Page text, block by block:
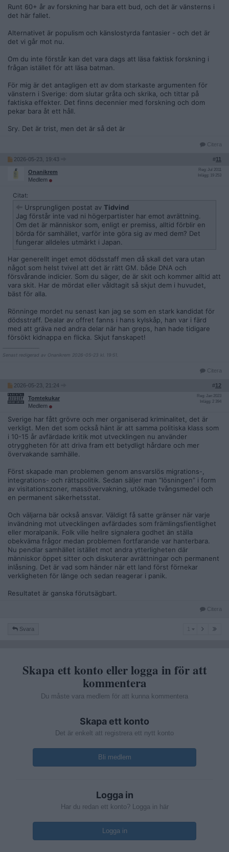
Det är de "socioekonomiska missförhållandens som är
orsaken till brottsligheten -- inte brottslingarna.
Runt 60+ år av forskning har bara ett bud, och det är vänsterns i
det här fallet.
Alternativet är populism och känslostyrda fantasier - och det är
det vi går mot nu.
Om du inte förstår kan det vara dags att läsa faktisk forskning i
frågan istället för att läsa batman.
För mig är det antagligen ett av dom starkaste argumenten för
vänstern i Sverige: dom slutar gråta och skrika, och tittar på
faktiska effekter. Det finns decennier med forskning och dom
pekar bara åt ett håll.
Sry. Det är trist, men det är så det är
Citera
2026-05-23, 19:43 #11
Onanikrem
Medlem
Reg: Jul 2011
Inlägg: 19 253
Citat:
Ursprungligen postat av Tidvind
Jag förstår inte vad ni högerpartister har emot avrättning.
Om det är människor som, enligt er premiss, alltid förblir en
börda för samhället, varför inte göra sig av med dem? Det
fungerar alldeles utmärkt i Japan.
Har generellt inget emot dödsstaff men då skall det vara utan
något som helst tvivel att det är rätt GM. både DNA och
försvårande indicier. Som du säger, de är skit och kommer alltid att
vara skit. Har de mördat eller våldtagit så skjut dem i huvudet,
bäst för alla.
Rönninge mordet nu senast kan jag se som en stark kandidat för
dödsstraff. Dealar av offret fanns i hans kylskåp, han var i färd
med att gräva ned andra delar när han greps, han hade tidigare
försökt kidnappa en flicka. Skjut fanskapet!
Senast redigerad av Onanikrem 2026-05-23 kl. 19:51.
Citera
2026-05-23, 21:24 #12
Tomtekukar
Medlem
Reg: Jan 2023
Inlägg: 2 394
Sverige har fått grövre och mer organiserad kriminalitet, det är
verkligt. Men det som också hänt är att samma politiska klass som
i 10-15 år avfärdade kritik mot utvecklingen nu använder
otryggheten för att driva fram ett betydligt hårdare och mer
övervakande samhälle.
Först skapade man problemen genom ansvarslös migrations-,
integrations- och rättspolitik. Sedan säljer man “lösningen” i form
av visitationszoner, massövervakning, utökade tvångsmedel och
en permanent säkerhetsstat.
Och väljarna bär också ansvar. Väldigt få satte gränser när varje
invändning mot utvecklingen avfärdades som främlingsfientlighet
eller moralpanik. Folk ville hellre signalera godhet än ställa
obekväma frågor medan problemen fortfarande var hanterbara.
Nu pendlar samhället istället mot andra ytterligheten där
människor öppet sitter och diskuterar avrättningar och permanent
inlåsning. Det är vad som händer när ett land först förnekar
verkligheten för länge och sedan reagerar i panik.
Resultatet är ganska förutsägbart.
Citera
Svara
Skapa ett konto eller logga in för att
kommentera
Du måste vara medlem för att kunna kommentera
Skapa ett konto
Det är enkelt att registrera ett nytt konto
Bli medlem
Logga in
Har du redan ett konto? Logga in här
Logga in